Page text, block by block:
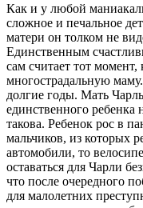
Как и у любой
сложное и печальное
матери он толком не
Единственным
сам считает тот
многострадальную
долгие годы. Мать
единственного ребенка
такова. Ребенок рос в
мальчиков, из которых
автомобили, то
оставаться для Чарли
что после очередного
для малолетних